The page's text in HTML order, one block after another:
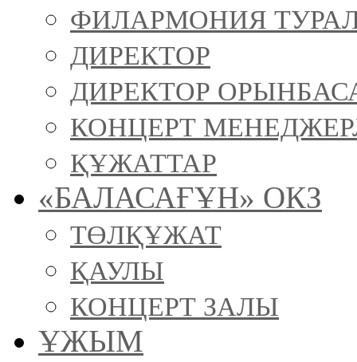
ФИЛАРМОНИЯ
ДИРЕКТОР
ДИРЕКТОР
КОНЦЕРТ
ҚҰЖАТТАР
«БАЛАСАҒҰН» ОКЗ
ТӨЛҚҰЖАТ
ҚАУЛЫ
КОНЦЕРТ ЗАЛЫ
ҰЖЫМ